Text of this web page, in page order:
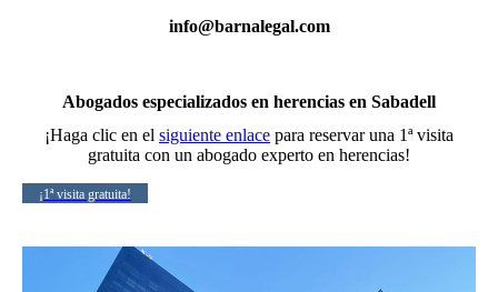
info@barnalegal.com
Abogados especializados en herencias en Sabadell
¡Haga clic en el siguiente enlace para reservar una 1ª visita
gratuita con un abogado experto en herencias!
¡1ª visita gratuita!